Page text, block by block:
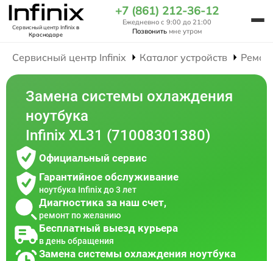
Сервисный центр Infinixв
Краснодаре
+7 (861) 212-36-12
Ежедневно с 9:00 до 21:00
Позвонить мне утром
Сервисный центр Infinix Каталог устройств
Замена системы охлаждения
ноутбука
Infinix XL31 (71008301380)
Официальный сервис
Гарантийное обслуживание
ноутбука Infinix до 3 лет
Диагностика за наш счет,
ремонт по желанию
Бесплатный выезд курьера
в день обращения
Замена системы охлаждения ноутбука